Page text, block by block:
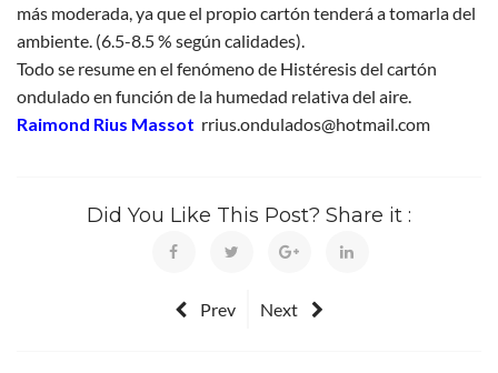
más moderada, ya que el propio cartón tenderá a tomarla del
ambiente. (6.5-8.5 % según calidades).
Todo se resume en el fenómeno de Histéresis del cartón
ondulado en función de la humedad relativa del aire.
Raimond Rius Massot rrius.ondulados@hotmail.com
Did You Like This Post? Share it :
Prev Next